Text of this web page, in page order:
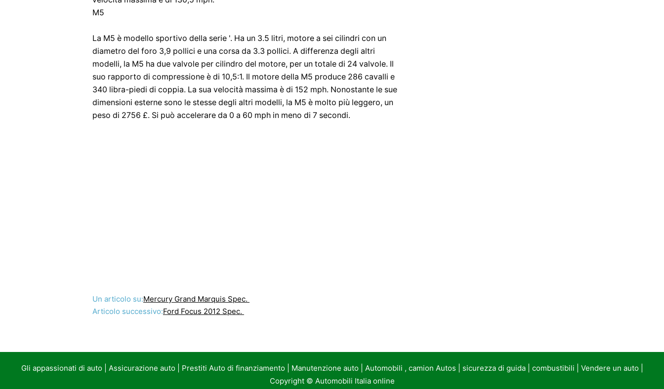
M5
La M5 è modello sportivo della serie '. Ha un 3.5 litri, motore a sei cilindri con un
diametro del foro 3,9 pollici e una corsa da 3.3 pollici. A differenza degli altri
modelli, la M5 ha due valvole per cilindro del motore, per un totale di 24 valvole. Il
suo rapporto di compressione è di 10,5:1. Il motore della M5 produce 286 cavalli e
340 libra-piedi di coppia. La sua velocità massima è di 152 mph. Nonostante le sue
dimensioni esterne sono le stesse degli altri modelli, la M5 è molto più leggero, un
peso di 2756 £. Si può accelerare da 0 a 60 mph in meno di 7 secondi.
Un articolo su:Mercury Grand Marquis Spec.
Articolo successivo:Ford Focus 2012 Spec.
Gli appassionati di auto| Assicurazione auto| Prestiti Auto di finanziamento| Manutenzione auto| Automobili , camion Autos sicurezza di guida| combustibili Vendere un auto|
Copyright © Automobili Italia online